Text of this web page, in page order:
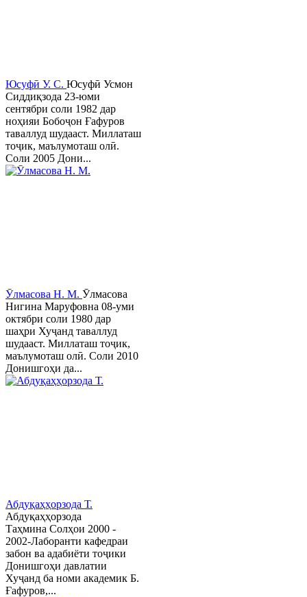
Юсуфӣ У. C. Юсуфӣ Усмон
Сиддиқзода 23-юми
сентябри соли 1982 дар
ноҳияи Бобоҷон Ғафуров
таваллуд шудааст. Миллаташ
тоҷик, маълумоташ олӣ.
Соли 2005 Дони...
Ӯлмасова Н. М. Ӯлмасова
Нигина Маруфовна 08-уми
октябри соли 1980 дар
шаҳри Хуҷанд таваллуд
шудааст. Миллаташ тоҷик,
маълумоташ олӣ. Соли 2010
Донишгоҳи да...
Абдуқаҳҳорзода Т.
Абдуқаҳҳорзода
Таҳмина Солҳои 2000 -
2002-Лаборанти кафедраи
забон ва адабиёти тоҷики
Донишгоҳи давлатии
Хуҷанд ба номи академик Б.
Ғафуров,...